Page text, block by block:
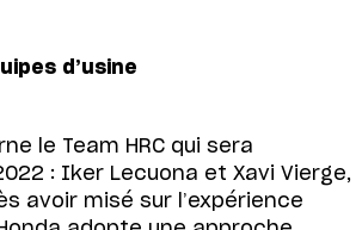
d’usine
le Team HRC qui sera
: Iker Lecuona et Xavi Vierge,
avoir misé sur l’expérience